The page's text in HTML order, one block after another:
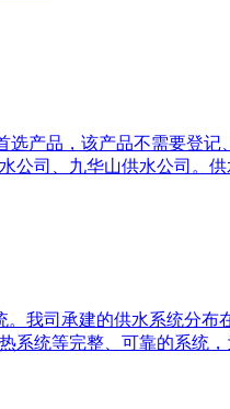
产品，该产品不需要登
公司、九华山供水公司。
我司承建的供水系统分
系统等完整、可靠的系统